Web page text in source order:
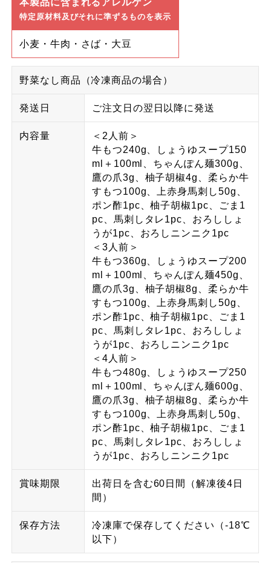
本製品に含まれるアレルゲン
特定原材料及びそれに準ずるものを表示
小麦・牛肉・さば・大豆
野菜なし商品（冷凍商品の場合）
発送日 ご注文日の翌日以降に発送
内容量
＜2人前＞
牛もつ240g、しょうゆスープ150
ml＋100ml、ちゃんぽん麺300g、
鷹の爪3g、柚子胡椒4g、柔らか牛
すもつ100g、上赤身馬刺し50g、
ポン酢1pc、柚子胡椒1pc、ごま1
pc、馬刺しタレ1pc、おろししょ
うが1pc、おろしニンニク1pc
＜3人前＞
牛もつ360g、しょうゆスープ200
ml＋100ml、ちゃんぽん麺450g、
鷹の爪3g、柚子胡椒8g、柔らか牛
すもつ100g、上赤身馬刺し50g、
ポン酢1pc、柚子胡椒1pc、ごま1
pc、馬刺しタレ1pc、おろししょ
うが1pc、おろしニンニク1pc
＜4人前＞
牛もつ480g、しょうゆスープ250
ml＋100ml、ちゃんぽん麺600g、
鷹の爪3g、柚子胡椒8g、柔らか牛
すもつ100g、上赤身馬刺し50g、
ポン酢1pc、柚子胡椒1pc、ごま1
pc、馬刺しタレ1pc、おろししょ
うが1pc、おろしニンニク1pc
賞味期限
出荷日を含む60日間（解凍後4日
間）
保存方法
冷凍庫で保存してください（-18℃
以下）